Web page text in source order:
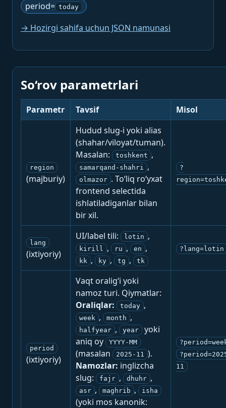
period= today
→ Hozirgi sahifa uchun JSON namunasi
So‘rov parametrlari
Parametr Tavsif Misol
region
(majburiy)
Hudud slug-i yoki alias
(shahar/viloyat/tuman).
Masalan:
toshkent ,
samarqand-shahri ,
olmazor . To‘liq ro‘yxat
frontend selectida
ishlatiladiganlar bilan
bir xil.
?
lang
(ixtiyoriy)
UI/label tili: lotin ,
kirill , ru , en ,
kk , ky , tg , tk
?lang=lotin
period
(ixtiyoriy)
Vaqt oralig‘i yoki
namoz turi. Qiymatlar:
Oraliqlar:
today ,
week , month ,
halfyear , year
yoki
aniq oy
YYYY-MM
(masalan 2025-11 ).
Namozlar: inglizcha
slug:
fajr , dhuhr ,
asr , maghrib , isha
(yoki mos kanonik:
11